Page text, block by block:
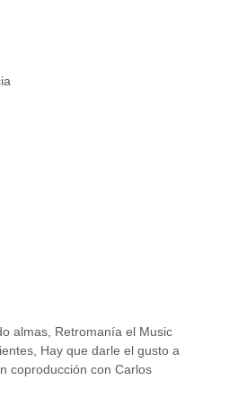
almas, Retromanía el Music
Hay que darle el gusto a
coproducción con Carlos